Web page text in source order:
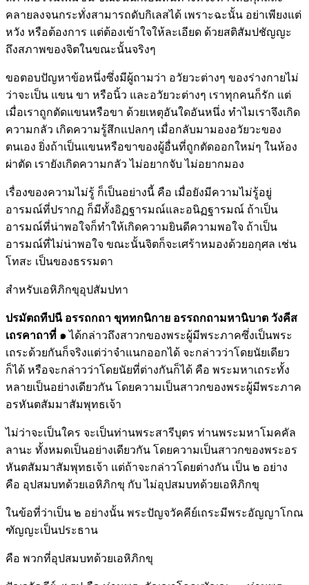
คลายลงจนกระทั่งสามารถดับกิเลสได้ เพราะฉะนั้น อย่าเพียงแต่
หวัง หรือต้องการ แต่ต้องเข้าใจให้ละเอียด ด้วยสติสัมปชัญญะ
ถึงสภาพของจิตในขณะนั้นจริงๆ
ขอตอบปัญหาข้อหนึ่งซึ่งมีผู้ถามว่า อวัยวะต่างๆ ของร่างกายไม่
ว่าจะเป็น แขน ขา หรือนิ้ว และอวัยวะต่างๆ เราทุกคนก็รัก แต่
เมื่อเราถูกตัดแขนหรือขา ด้วยเหตุอันใดอันหนึ่ง ทำไมเราจึงเกิด
ความกลัว เกิดความรู้สึกแปลกๆ เมื่อกลับมามองอวัยวะของ
ตนเอง ยิ่งถ้าเป็นแขนหรือขาของผู้อื่นที่ถูกตัดออกใหม่ๆ ในห้อง
ผ่าตัด เรายังเกิดความกลัว ไม่อยากจับ ไม่อยากมอง
เรื่องของความไม่รู้ ก็เป็นอย่างนี้ คือ เมื่อยังมีความไม่รู้อยู่
อารมณ์ที่ปรากฏ ก็มีทั้งอิฏฐารมณ์และอนิฏฐารมณ์ ถ้าเป็น
อารมณ์ที่น่าพอใจก็ทำให้เกิดความยินดีความพอใจ ถ้าเป็น
อารมณ์ที่ไม่น่าพอใจ ขณะนั้นจิตก็จะเศร้าหมองด้วยอกุศล เช่น
โทสะ เป็นของธรรมดา
สำหรับเอหิภิกขุอุปสัมปทา
ปรมัตถทีปนี อรรถกถา ขุททกนิกาย อรรถกถามหานิบาต วังคีส
เถรคาถาที่ ๑ได้กล่าวถึงสาวกของพระผู้มีพระภาคซึ่งเป็นพระ
เถระด้วยกันก็จริงแต่ว่าจำแนกออกได้ จะกล่าวว่าโดยนัยเดียว
ก็ได้ หรือจะกล่าวว่าโดยนัยที่ต่างกันก็ได้ คือ พระมหาเถระทั้ง
หลายเป็นอย่างเดียวกัน โดยความเป็นสาวกของพระผู้มีพระภาค
อรหันตสัมมาสัมพุทธเจ้า
ไม่ว่าจะเป็นใคร จะเป็นท่านพระสารีบุตร ท่านพระมหาโมคคัล
ลานะ ทั้งหมดเป็นอย่างเดียวกัน โดยความเป็นสาวกของพระอร
หันตสัมมาสัมพุทธเจ้า แต่ถ้าจะกล่าวโดยต่างกัน เป็น ๒ อย่าง
คือ อุปสมบทด้วยเอหิภิกขุ กับ ไม่อุปสมบทด้วยเอหิภิกขุ
ในข้อที่ว่าเป็น ๒ อย่างนั้น พระปัญจวัคคีย์เถระมีพระอัญญาโกณ
ฑัญญะเป็นประธาน
คือ พวกที่อุปสมบทด้วยเอหิภิกขุ